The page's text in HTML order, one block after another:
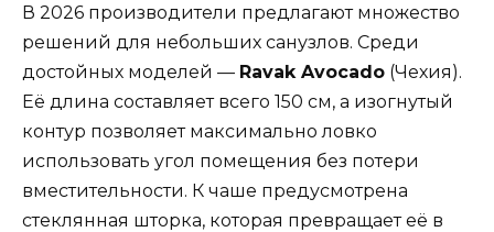
В 2026 производители предлагают множество
решений для небольших санузлов. Среди
достойных моделей — Ravak Avocado (Чехия).
Её длина составляет всего 150 см, а изогнутый
контур позволяет максимально ловко
использовать угол помещения без потери
вместительности. К чаше предусмотрена
стеклянная шторка, которая превращает её в